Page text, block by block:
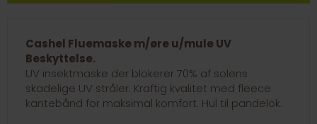
Cashel Fluemaske m/øre u/mule UV
Beskyttelse.
UV insektmaske der blokerer 70% af solens
skadelige UV stråler. Kraftig kvalitet med fleece
kantebånd for maksimal komfort. Hul til pandelok.